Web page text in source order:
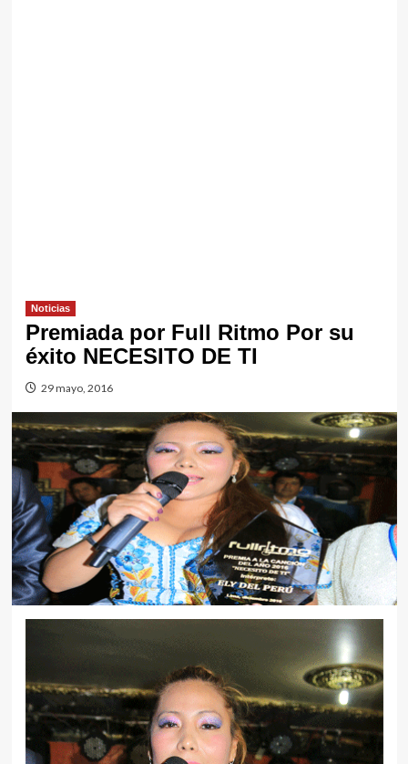
Noticias
Premiada por Full Ritmo Por su
éxito NECESITO DE TI
29 mayo, 2016